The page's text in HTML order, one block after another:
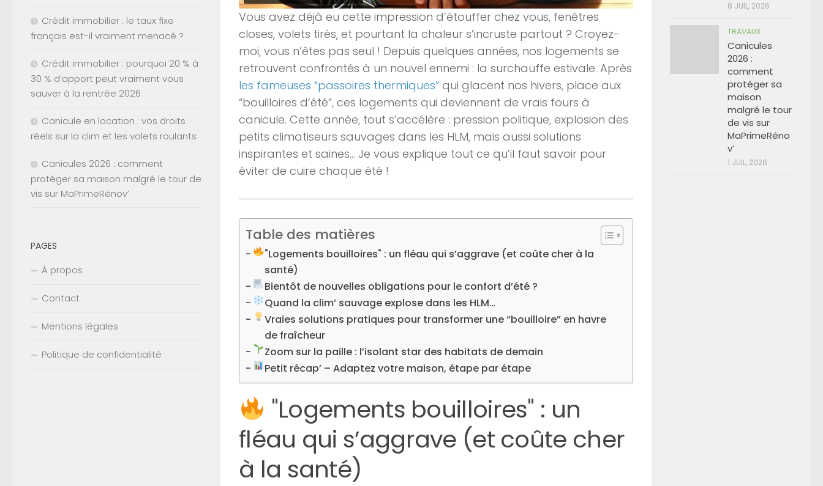
Vous avez déjà eu cette impression d’étouffer chez vous, fenêtres
closes, volets tirés, et pourtant la chaleur s’incruste partout ? Croyez-
moi, vous n’êtes pas seul ! Depuis quelques années, nos logements se
retrouvent confrontés à un nouvel ennemi : la surchauffe estivale. Après
les fameuses “passoires thermiques” qui glacent nos hivers, place aux
“bouilloires d’été”, ces logements qui deviennent de vrais fours à
canicule. Cette année, tout s’accélère : pression politique, explosion des
petits climatiseurs sauvages dans les HLM, mais aussi solutions
inspirantes et saines… Je vous explique tout ce qu’il faut savoir pour
éviter de cuire chaque été !
Table des matières
"Logements bouilloires" : un fléau qui s’aggrave (et coûte cher à la
santé)
Bientôt de nouvelles obligations pour le confort d’été ?
Quand la clim’ sauvage explose dans les HLM…
Vraies solutions pratiques pour transformer une “bouilloire” en havre
de fraîcheur
Zoom sur la paille : l’isolant star des habitats de demain
Petit récap’ – Adaptez votre maison, étape par étape
"Logements bouilloires" : un
fléau qui s’aggrave (et coûte cher
à la santé)
Crédit immobilier : le taux fixe
français est-il vraiment menacé ?
Crédit immobilier : pourquoi 20 % à
30 % d’apport peut vraiment vous
sauver à la rentrée 2026
Canicule en location : vos droits
réels sur la clim et les volets roulants
Canicules 2026 : comment
protéger sa maison malgré le tour de
vis sur MaPrimeRénov’
PAGES
À propos
Contact
Mentions légales
Politique de confidentialité
8 JUIL, 2026
TRAVAUX
Canicules
2026 :
comment
protéger sa
maison
malgré le tour
de vis sur
MaPrimeRéno
v’
1 JUIL, 2026